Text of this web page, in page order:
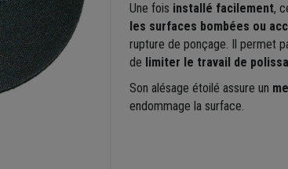
Une fois installé facilement,
les surfaces bombées ou
rupture de ponçage. Il permet
de limiter le travail de
Son alésage étoilé assure un
endommage la surface.